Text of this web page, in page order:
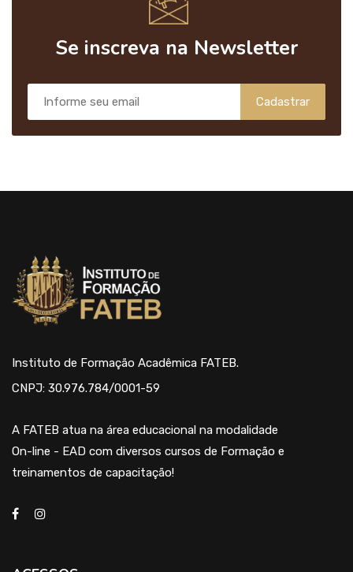
Se inscreva na Newsletter
Cadastrar
Instituto de Formação Acadêmica FATEB.
CNPJ: 30.976.784/0001-59
A FATEB atua na área educacional na modalidade
On-line - EAD com diversos cursos de Formação e
treinamentos de capacitação!